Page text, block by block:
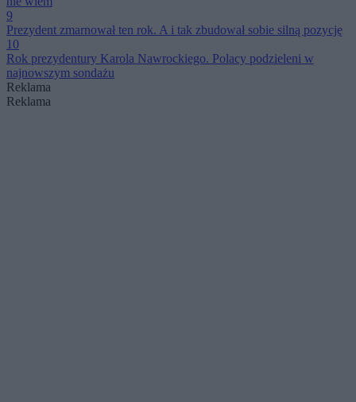
9
Prezydent zmarnował ten rok. A i tak zbudował sobie silną pozycję
10
Rok prezydentury Karola Nawrockiego. Polacy podzieleni w
najnowszym sondażu
Reklama
Reklama